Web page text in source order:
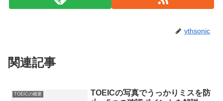
ythsonic
関連記事
TOEICの概要
TOEICの写真でうっかりミスを防